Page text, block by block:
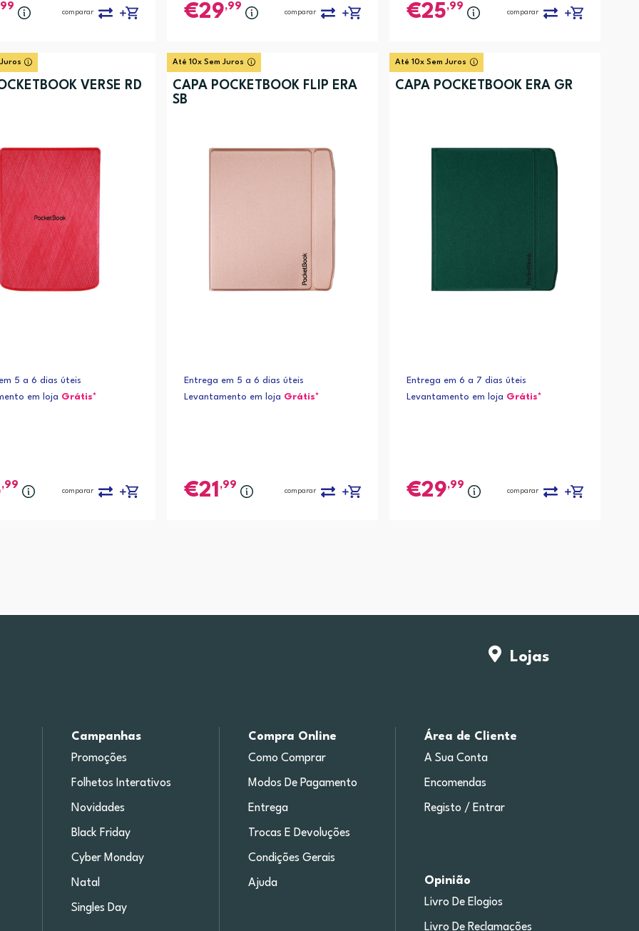
comparar 29,99
comparar 25,99
comparar
VERSE RD
5 a 6 dias úteis
em loja Grátis*
,99
comparar
Até 10x Sem Juros
CAPA POCKETBOOK FLIP ERA
SB
Entrega em 5 a 6 dias úteis
Levantamento em loja Grátis*
21 ,99
comparar
Até 10x Sem Juros
CAPA POCKETBOOK ERA GR
Entrega em 6 a 7 dias úteis
Levantamento em loja Grátis*
29,99
comparar
Lojas
Campanhas
Promoções
Folhetos Interativos
Novidades
Black Friday
Cyber Monday
Natal
Singles Day
Compra Online
Como Comprar
Modos De Pagamento
Entrega
Trocas E Devoluções
Condições Gerais
Ajuda
Área de Cliente
A Sua Conta
Encomendas
Registo / Entrar
Opinião
Livro De Elogios
Livro De Reclamações